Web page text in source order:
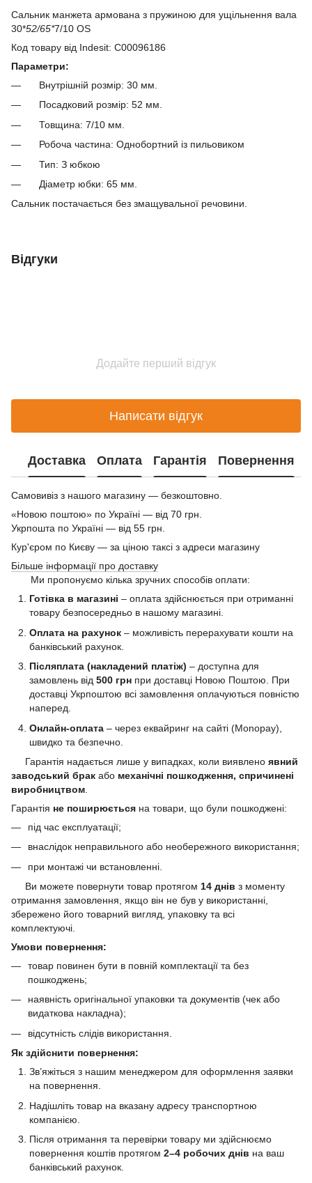
Сальник манжета армована з пружиною для ущільнення вала
30*52/65*7/10 OS
Код товару від Indesit: C00096186
Параметри:
Внутрішній розмір: 30 мм.
Посадковий розмір: 52 мм.
Товщина: 7/10 мм.
Робоча частина: Однобортний із пильовиком
Тип: З юбкою
Діаметр юбки: 65 мм.
Сальник постачається без змащувальної речовини.
Відгуки
Додайте перший відгук
Написати відгук
Доставка Оплата Гарантія Повернення
Самовивіз з нашого магазину — безкоштовно.
«Новою поштою» по Україні — від 70 грн.
Укрпошта по Україні — від 55 грн.
Кур'єром по Києву — за ціною таксі з адреси магазину
Більше інформації про доставку
Ми пропонуємо кілька зручних способів оплати:
Готівка в магазині – оплата здійснюється при отриманні
товару безпосередньо в нашому магазині.
Оплата на рахунок – можливість перерахувати кошти на
банківський рахунок.
Післяплата (накладений платіж) – доступна для
замовлень від 500 грн при доставці Новою Поштою. При
доставці Укрпоштою всі замовлення оплачуються повністю
наперед.
Онлайн-оплата – через еквайринг на сайті (Monopay),
швидко та безпечно.
Гарантія надається лише у випадках, коли виявлено явний
заводський брак або механічні пошкодження, спричинені
виробництвом
Гарантія не поширюється на товари, що були пошкоджені:
під час експлуатації;
внаслідок неправильного або необережного використання;
при монтажі чи встановленні.
Ви можете повернути товар протягом 14 днів з моменту
отримання замовлення, якщо він не був у використанні,
збережено його товарний вигляд, упаковку та всі
комплектуючі.
Умови повернення:
товар повинен бути в повній комплектації та без
пошкоджень;
наявність оригінальної упаковки та документів (чек або
видаткова накладна);
відсутність слідів використання.
Як здійснити повернення:
Зв’яжіться з нашим менеджером для оформлення заявки
на повернення.
Надішліть товар на вказану адресу транспортною
компанією.
Після отримання та перевірки товару ми здійснюємо
повернення коштів протягом 2–4 робочих днів на ваш
банківський рахунок.